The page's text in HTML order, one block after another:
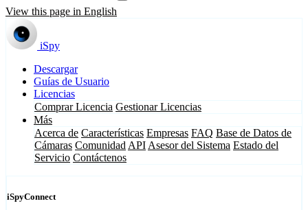
View this page in English
iSpy
Descargar
Guías de Usuario
Licencias
Comprar Licencia Gestionar Licencias
Más
Acerca de Características Empresas FAQ Base de Datos de
Cámaras Comunidad API Asesor del Sistema Estado del
Servicio Contáctenos
iSpyConnect